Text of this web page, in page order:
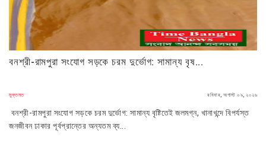
বনশ্রী-রামপুরা সংযোগ সড়কে চরম দুর্ভোগ: সামান্য বৃষ...
মুক্তমত রবিবার, অগাস্ট ০৯, ২০২৬
বনশ্রী-রামপুরা সংযোগ সড়কে চরম দুর্ভোগ: সামান্য বৃষ্টিতেই জলমগ্ন, খানাখন্দে বিপর্যস্ত
জনজীবন​ ঢাকার পূর্বপ্রান্তের অন্যতম ব্য...